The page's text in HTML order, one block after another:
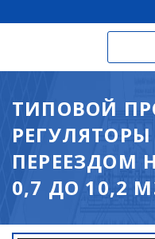
ТИПОВОЙ
ПЕРЕЕЗДОМ
0,7 ДО 10,2